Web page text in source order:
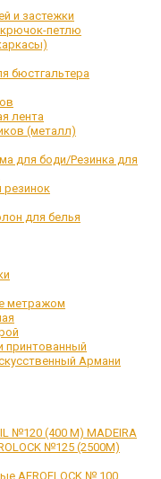
и застежки
крючок-петлю
бюстгальтера
лента
(металл)
для боди/Резинка для
резинок
для белья
метражом
принтованный
Армани
№120 (400 М) MADEIRA
№125 (2500М)
AEROFLOCK № 100,